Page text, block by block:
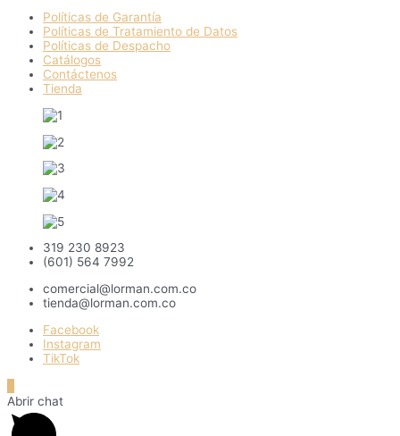
Políticas de Garantía
Políticas de Tratamiento de Datos
Políticas de Despacho
Catálogos
Contáctenos
Tienda
319 230 8923
(601) 564 7992
comercial@lorman.com.co
tienda@lorman.com.co
Facebook
Instagram
TikTok
Ir
arriba
Abrir chat